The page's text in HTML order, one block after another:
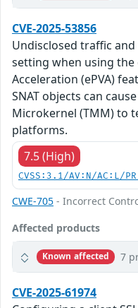
CVE-2025-53856
Undisclosed traffic
setting when using the
Acceleration (ePVA)
SNAT objects can
Microkernel (TMM) to
platforms.
7.5 (High)
CVSS:3.1/AV:N/AC:L/
CWE-705 - Incorrect
Affected products
Known affected 7
CVE-2025-61974